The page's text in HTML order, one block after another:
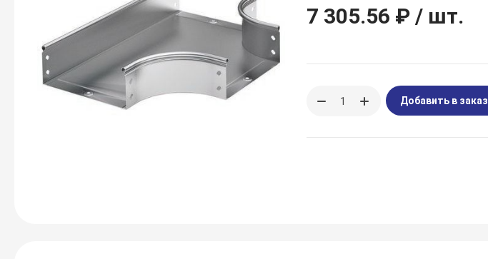
7 305.56 ₽ / шт.
Добавить в заказ